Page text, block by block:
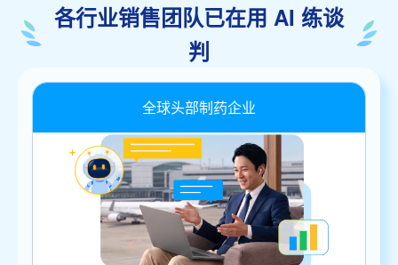
各行业销售团队已在用 AI 练谈
判
全球头部制药企业